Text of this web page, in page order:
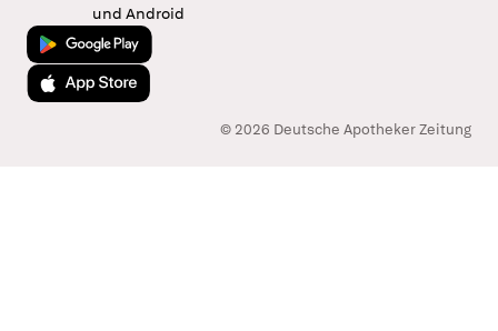
und Android
Jetzt bei Google Play
Laden im App Store
© 2026 Deutsche Apotheker Zeitung